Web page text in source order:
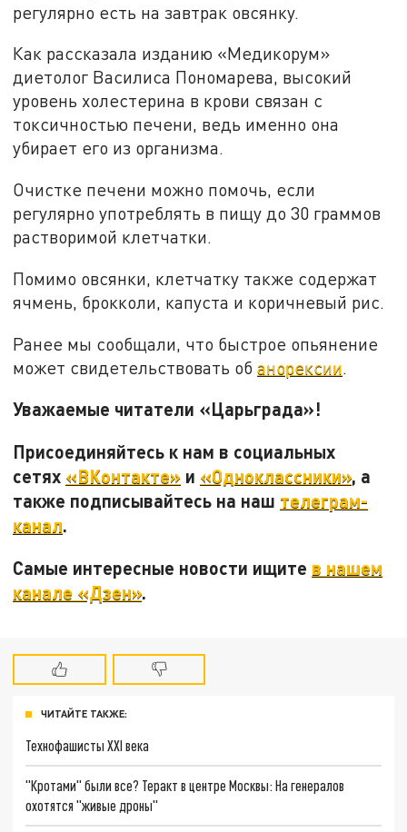
регулярно есть на завтрак овсянку.
Как рассказала изданию «Медикорум»
диетолог Василиса Пономарева, высокий
уровень холестерина в крови связан с
токсичностью печени, ведь именно она
убирает его из организма.
Очистке печени можно помочь, если
регулярно употреблять в пищу до 30 граммов
растворимой клетчатки.
Помимо овсянки, клетчатку также содержат
ячмень, брокколи, капуста и коричневый рис.
Ранее мы сообщали, что быстрое опьянение
может свидетельствовать обанорексии
Уважаемые читатели «Царьграда»!
Присоединяйтесь к нам в социальных
сетях «ВКонтакте» и «Одноклассники», а
также подписывайтесь на наш телеграм-
канал.
Самые интересные новости ищите в нашем
канале «Дзен».
ЧИТАЙТЕ ТАКЖЕ:
Технофашисты XXI века
"Кротами" были все? Теракт в центре Москвы: На генералов
охотятся "живые дроны"